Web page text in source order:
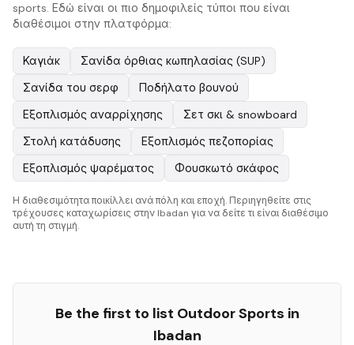
sports. Εδώ είναι οι πιο δημοφιλείς τύποι που είναι
διαθέσιμοι στην πλατφόρμα:
Καγιάκ
Σανίδα όρθιας κωπηλασίας (SUP)
Σανίδα του σερφ
Ποδήλατο βουνού
Εξοπλισμός αναρρίχησης
Σετ σκι & snowboard
Στολή κατάδυσης
Εξοπλισμός πεζοπορίας
Εξοπλισμός ψαρέματος
Φουσκωτό σκάφος
Η διαθεσιμότητα ποικίλλει ανά πόλη και εποχή. Περιηγηθείτε στις
τρέχουσες καταχωρίσεις στην Ibadan για να δείτε τι είναι διαθέσιμο
αυτή τη στιγμή.
Be the first to list Outdoor Sports in
Ibadan